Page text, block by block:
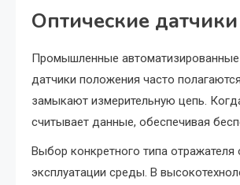
Оптические
Промышленные
датчики положения часто
замыкают измерительную цепь.
считывает данные, обеспечивая
Выбор конкретного типа
эксплуатации среды. В